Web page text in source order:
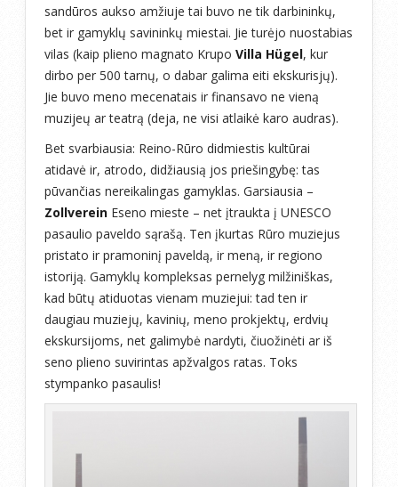
sandūros aukso amžiuje tai buvo ne tik darbininkų,
bet ir gamyklų savininkų miestai. Jie turėjo nuostabias
vilas (kaip plieno magnato Krupo Villa Hügel, kur
dirbo per 500 tarnų, o dabar galima eiti ekskurisjų).
Jie buvo meno mecenatais ir finansavo ne vieną
muzijeų ar teatrą (deja, ne visi atlaikė karo audras).
Bet svarbiausia: Reino-Rūro didmiestis kultūrai
atidavė ir, atrodo, didžiausią jos priešingybę: tas
pūvančias nereikalingas gamyklas. Garsiausia –
Zollverein Eseno mieste – net įtraukta į UNESCO
pasaulio paveldo sąrašą. Ten įkurtas Rūro muziejus
pristato ir pramoninį paveldą, ir meną, ir regiono
istoriją. Gamyklų kompleksas pernelyg milžiniškas,
kad būtų atiduotas vienam muziejui: tad ten ir
daugiau muziejų, kavinių, meno prokjektų, erdvių
ekskursijoms, net galimybė nardyti, čiuožinėti ar iš
seno plieno suvirintas apžvalgos ratas. Toks
stympanko pasaulis!